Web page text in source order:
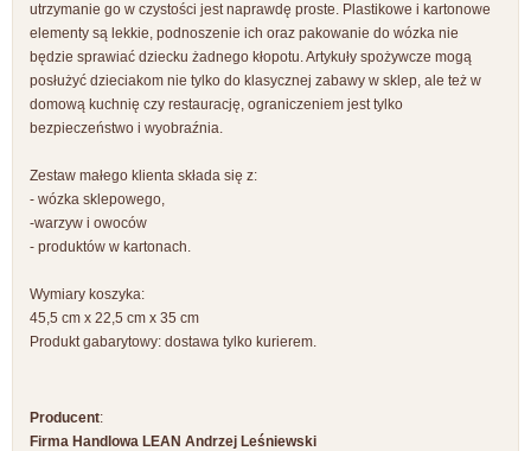
utrzymanie go w czystości jest naprawdę proste. Plastikowe i kartonowe
elementy są lekkie, podnoszenie ich oraz pakowanie do wózka nie
będzie sprawiać dziecku żadnego kłopotu. Artykuły spożywcze mogą
posłużyć dzieciakom nie tylko do klasycznej zabawy w sklep, ale też w
domową kuchnię czy restaurację, ograniczeniem jest tylko
bezpieczeństwo i wyobraźnia.
Zestaw małego klienta składa się z:
- wózka sklepowego,
-warzyw i owoców
- produktów w kartonach.
Wymiary koszyka:
45,5 cm x 22,5 cm x 35 cm
Produkt gabarytowy: dostawa tylko kurierem.
Producent:
Firma Handlowa LEAN Andrzej Leśniewski